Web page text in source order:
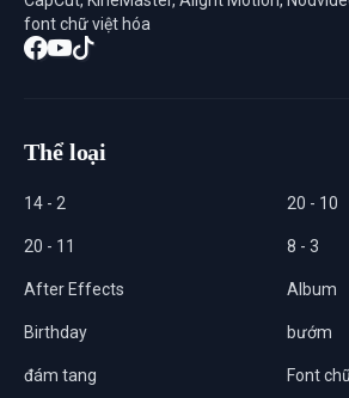
font chữ việt hóa
Thể loại
14 - 2 20 - 10
20 - 11 8 - 3
After Effects Album
Birthday bướm
đám tang Font